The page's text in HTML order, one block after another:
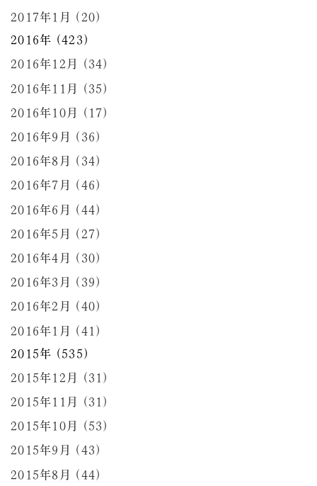
2017年1月 (20)
2016年 (423)
2016年12月 (34)
2016年11月 (35)
2016年10月 (17)
2016年9月 (36)
2016年8月 (34)
2016年7月 (46)
2016年6月 (44)
2016年5月 (27)
2016年4月 (30)
2016年3月 (39)
2016年2月 (40)
2016年1月 (41)
2015年 (535)
2015年12月 (31)
2015年11月 (31)
2015年10月 (53)
2015年9月 (43)
2015年8月 (44)